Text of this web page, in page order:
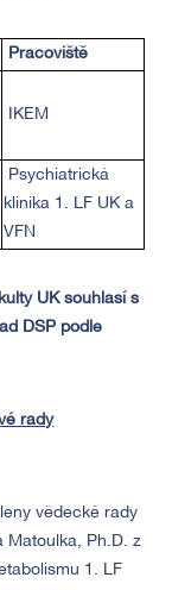
Pracoviště
IKEM
Psychiatrická
klinika 1. LF UK a
VFN
UK souhlasí s
DSP podle
rady
vědecké rady
Matoulka, Ph.D. z
1. LF